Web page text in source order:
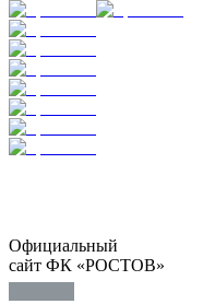
Официальный
сайт ФК «РОСТОВ»